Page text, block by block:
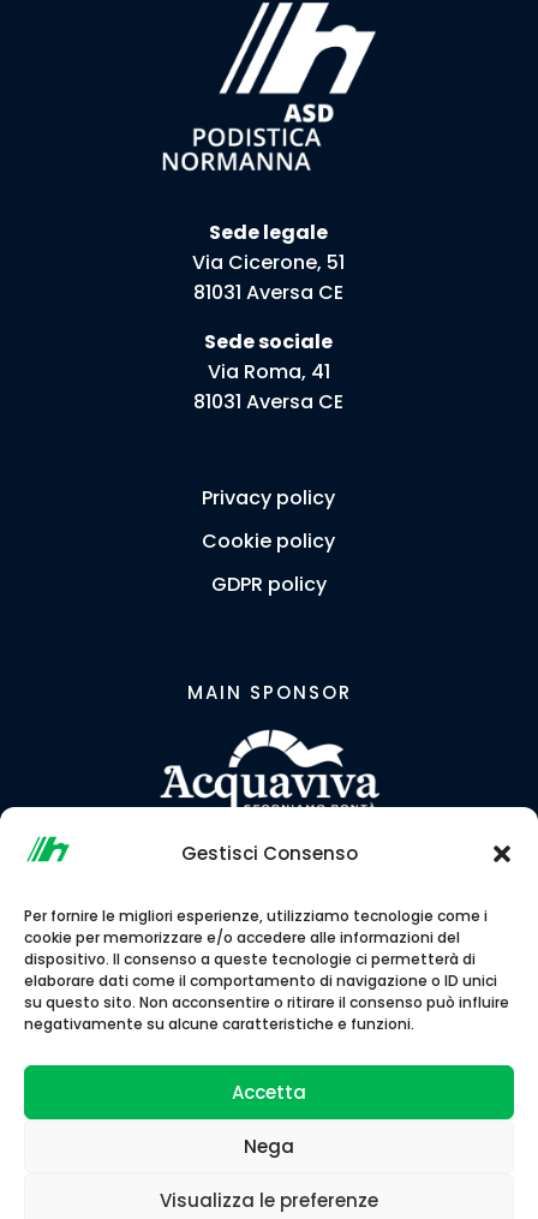
Gestisci Consenso
Per fornire le migliori esperienze, utilizziamo tecnologie come i
cookie per memorizzare e/o accedere alle informazioni del
dispositivo. Il consenso a queste tecnologie ci permetterà di
elaborare dati come il comportamento di navigazione o ID unici
su questo sito. Non acconsentire o ritirare il consenso può influire
negativamente su alcune caratteristiche e funzioni.
Accetta
Nega
Visualizza le preferenze
Sede legale
Via Cicerone, 51
81031 Aversa CE
Sede sociale
Via Roma, 41
81031 Aversa CE
Privacy policy
Cookie policy
GDPR policy
MAIN SPONSOR
Normanna A.S.D. © 2026 | Codice Fiscale